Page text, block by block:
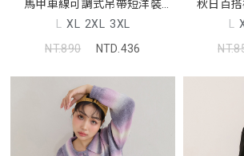
馬甲車線可調式吊帶短洋裝
MUA
L XL 2XL 3XL
NT.890
NTD.436
秋日百
L